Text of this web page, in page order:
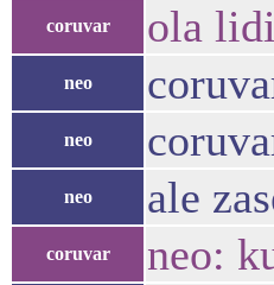
coruvar ola lidi
neo
neo
neo ale
coruvar neo: